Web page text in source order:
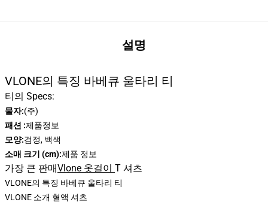
설명
VLONE의 특징 바베큐 울타리 티
티의 Specs:
물자:(주)
패션 :제품정보
모양:검정, 백색
소매 크기 (cm):제품 정보
가장 큰 판매Vlone 옷걸이 T 셔츠
VLONE의 특징 바베큐 울타리 티
VLONE 소개 혈액 셔츠